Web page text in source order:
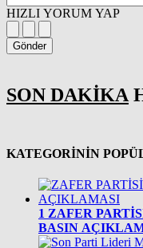
HIZLI YORUM YAP
Gönder
SON DAKİKA
KATEGORİNİN
1 ZAFER
BASIN